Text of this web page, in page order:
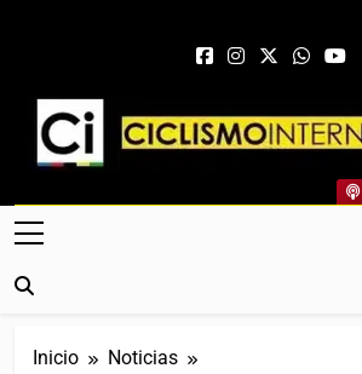
Ciclismo
Web Dedicada Al Ciclismo Mundial.
Crónicas, Previas Y Más. La Web
Inicio
Noticias